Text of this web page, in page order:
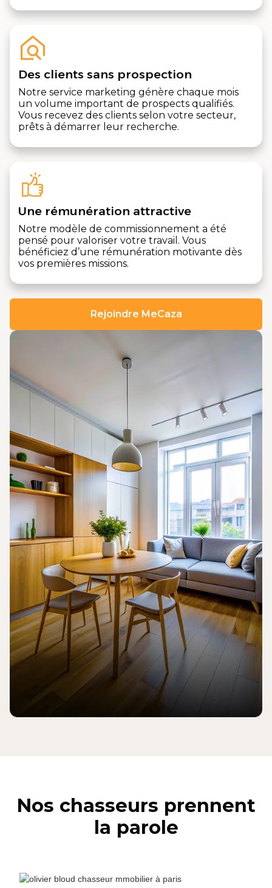
Des clients sans prospection
Notre service marketing génère chaque mois
un volume important de prospects qualifiés.
Vous recevez des clients selon votre secteur,
prêts à démarrer leur recherche.
Une rémunération attractive
Notre modèle de commissionnement a été
pensé pour valoriser votre travail. Vous
bénéficiez d’une rémunération motivante dès
vos premières missions.
Rejoindre MeCaza
Nos chasseurs prennent
la parole